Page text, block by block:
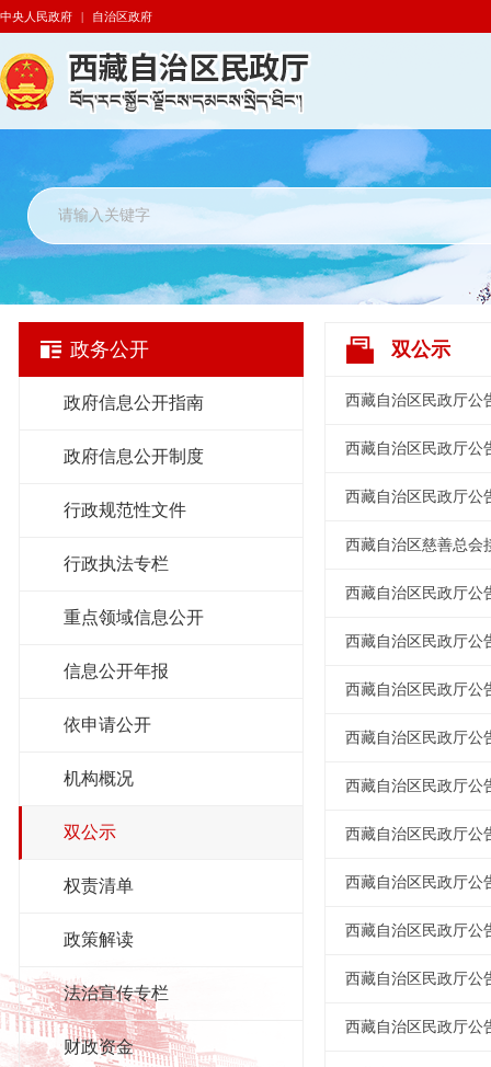
中央人民政府 | 自治区政府
政务公开
政府信息公开指南
政府信息公开制度
行政规范性文件
行政执法专栏
重点领域信息公开
信息公开年报
依申请公开
机构概况
双公示
权责清单
政策解读
法治宣传专栏
财政资金
双公示
西藏自治区民政厅公
西藏自治区民政厅公
西藏自治区民政厅公
西藏自治区慈善总会
西藏自治区民政厅公
西藏自治区民政厅公
西藏自治区民政厅公
西藏自治区民政厅公
西藏自治区民政厅公
西藏自治区民政厅公
西藏自治区民政厅公
西藏自治区民政厅公
西藏自治区民政厅公
西藏自治区民政厅公